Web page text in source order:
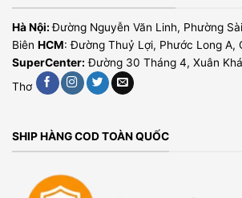
Hà Nội:Đường Nguyễn Văn Linh, Phường
Biên HCM: Đường Thuỷ Lợi, Phước Long A,
SuperCenter: Đường 30 Tháng 4, Xuân
Thơ
SHIP HÀNG COD TOÀN QUỐC